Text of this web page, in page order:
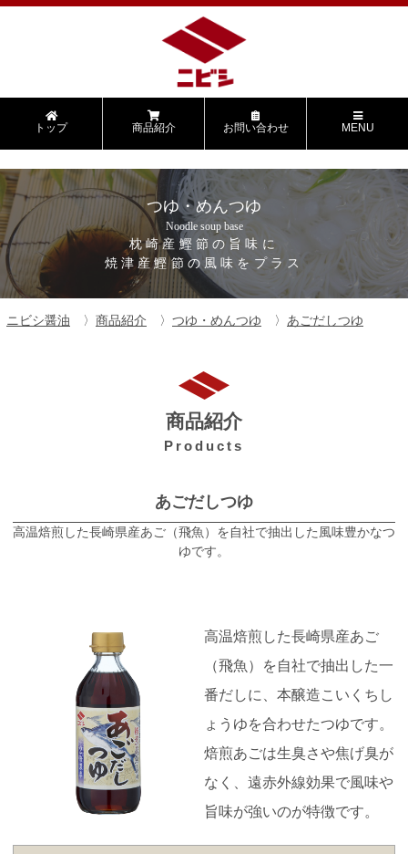
トップ 商品紹介 お問い合わせ MENU
つゆ・めんつゆ
Noodle soup base
枕崎産鰹節の旨味に
焼津産鰹節の風味をプラス
ニビシ醤油 商品紹介 つゆ・めんつゆ あごだしつゆ
商品紹介
Products
あごだしつゆ
高温焙煎した長崎県産あご（飛魚）を自社で抽出した風味豊かなつ
ゆです。
高温焙煎した長崎県産あご
（飛魚）を自社で抽出した一
番だしに、本醸造こいくちし
ょうゆを合わせたつゆです。
焙煎あごは生臭さや焦げ臭が
なく、遠赤外線効果で風味や
旨味が強いのが特徴です。